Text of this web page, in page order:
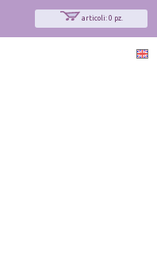
articoli: 0 pz.